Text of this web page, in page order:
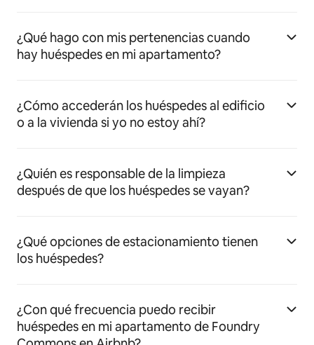
¿Qué hago con mis pertenencias cuando
hay huéspedes en mi apartamento?
¿Cómo accederán los huéspedes al edificio
o a la vivienda si yo no estoy ahí?
¿Quién es responsable de la limpieza
después de que los huéspedes se vayan?
¿Qué opciones de estacionamiento tienen
los huéspedes?
¿Con qué frecuencia puedo recibir
huéspedes en mi apartamento de Foundry